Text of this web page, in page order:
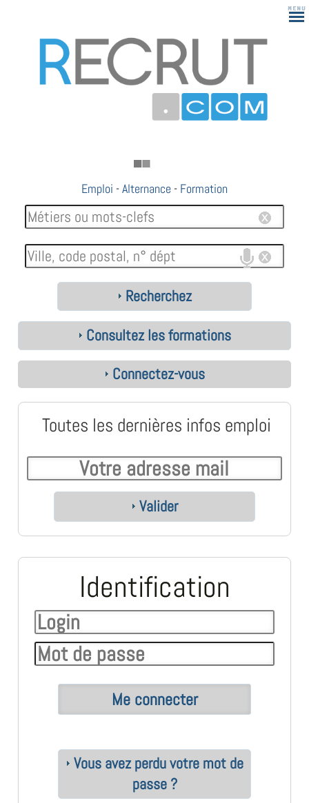
Emploi -Alternance - Formation
Recherchez
Consultez les formations
Connectez-vous
Toutes les dernières infos emploi
Valider
Identification
Vous avez perdu votre mot de
passe ?